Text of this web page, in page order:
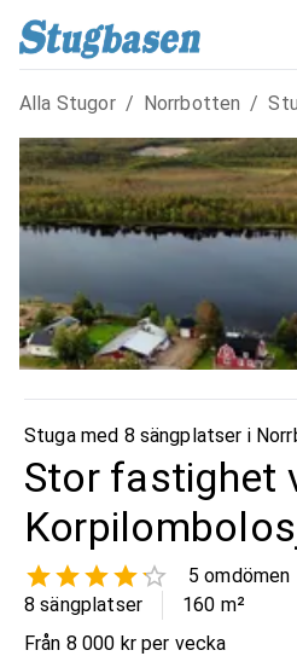
Alla Stugor / Norrbotten /
Stuga med 8 sängplatser i
Stor fastighet
5 omdömen
8 sängplatser
160 m²
Från 8 000 kr per vecka